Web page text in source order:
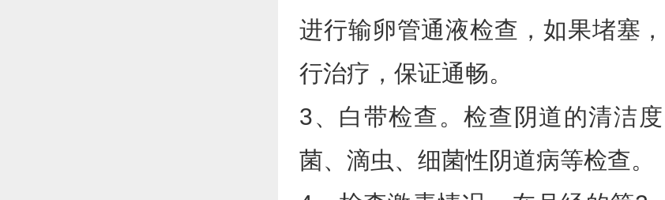
进行输卵管通液检查，如果堵塞
行治疗，保证通畅。
3、白带检查。检查阴道的清洁
菌、滴虫、细菌性阴道病等检查。